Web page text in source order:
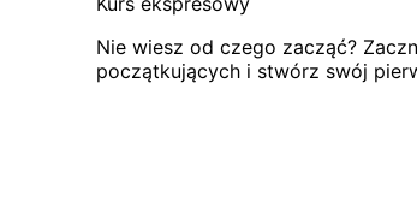
Nie wiesz od czego zacząć?
początkujących i stwórz swój